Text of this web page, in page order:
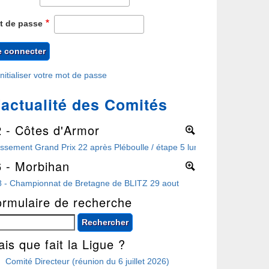
de passe
votre mot de passe
des Comités
- Côtes d'Armor
Grand Prix 22 après Pléboulle / étape 5 lundi 3 août à
More
- Morbihan
- Championnat de Bretagne de BLITZ 29 aout
More
de recherche
que fait la Ligue ?
Comité Directeur (réunion du 6 juillet 2026)